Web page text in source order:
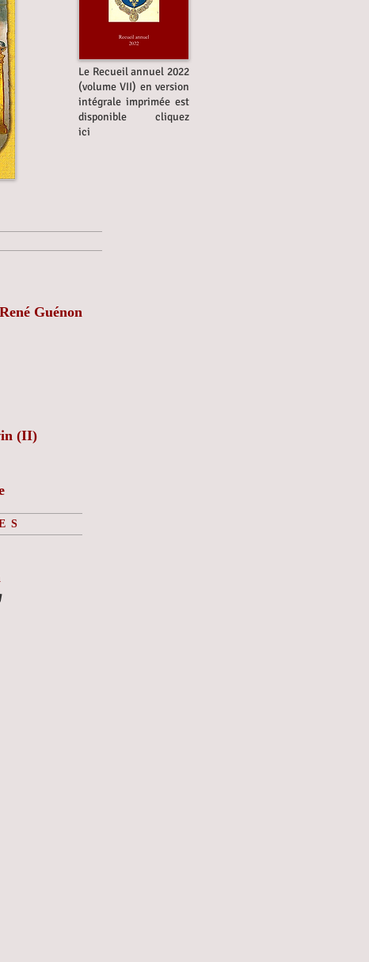
Le Recueil annuel 2022
(volume VII) en version
intégrale imprimée est
disponible cliquez
ici
Guénon
(II)